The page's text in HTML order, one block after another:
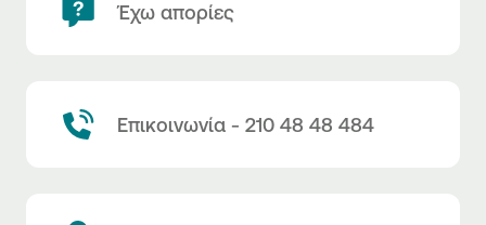
Έχω απορίες
Επικοινωνία - 210 48 48 484